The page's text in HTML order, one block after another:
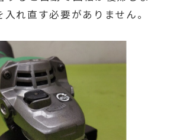
れ直す必要がありません。